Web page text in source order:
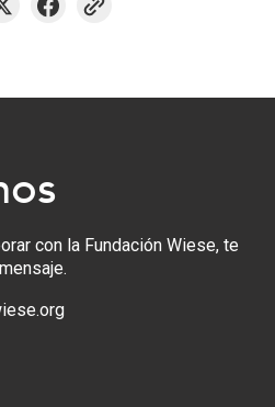
con la Fundación Wiese, te